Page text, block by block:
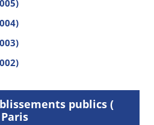
publics (